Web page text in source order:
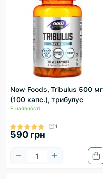
Now Foods, Tribulus 500 мг
(100 капс.), трибулус
В наявності
1
590 грн